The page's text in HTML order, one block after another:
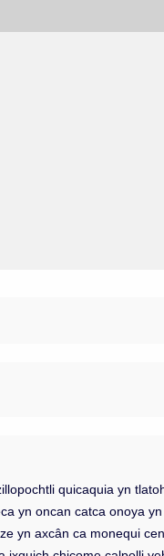
quicaquia yn
yn oncan catca onoya
yn axcân ca monequi